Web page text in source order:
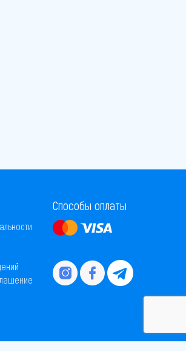
Способы оплаты